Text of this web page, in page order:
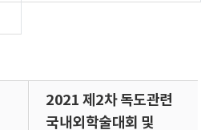
2021 제2차 독도관련
국내외학술대회 및